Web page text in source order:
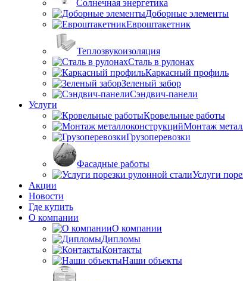
Солнечная энергетика
Доборные элементы
Евроштакетник
Теплозвукоизоляция
Сталь в рулонах
Каркасный профиль
Зеленый забор
Сэндвич-панели
Услуги
Кровельные работы
Монтаж
Грузоперевозки
Фасадные работы
Услуги
Акции
Новости
Где купить
О компании
О компании
Дипломы
Контакты
Наши объекты